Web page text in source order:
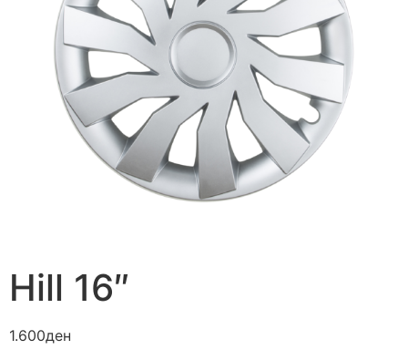
Hill 16″
1.600ден